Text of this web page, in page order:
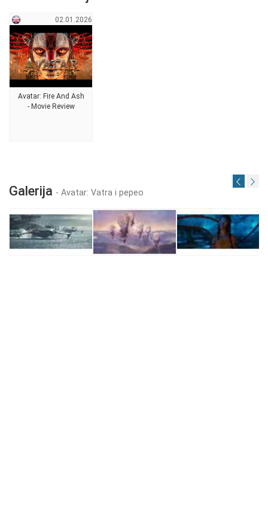
02.01.2026
Avatar: Fire And Ash
- Movie Review
Galerija - Avatar: Vatra i pepeo